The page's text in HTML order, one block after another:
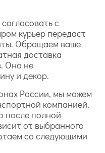
крепить их на
избегая трудоемкого
несущих
— это сочетание
и инженерной
десятилетиями, не
с
курьер передаст
Обращаем ваше
доставка
Она не
и декор.
России, мы можем
компанией.
после полной
от выбранного
со следующими